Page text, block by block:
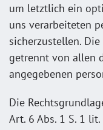
um letztlich ein
uns verarbeiteten
sicherzustellen.
getrennt von allen
angegebenen
Die
Art. 6 Abs. 1 S. 1 lit.